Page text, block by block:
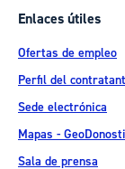
Enlaces útiles
Ofertas de empleo
Perfil del
Sede electrónica
Mapas -
Sala de prensa